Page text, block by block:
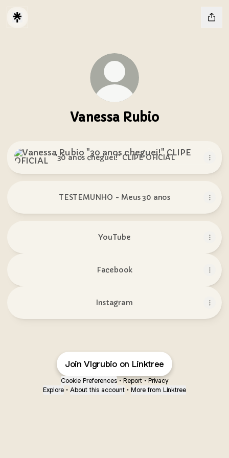
Vanessa Rubio
"30 anos cheguei!" CLIPE OFICIAL
TESTEMUNHO - Meus 30 anos
YouTube
Facebook
Instagram
Join Vlgrubio on Linktree
Cookie Preferences • Report • Privacy
Explore • About this account • More from Linktree